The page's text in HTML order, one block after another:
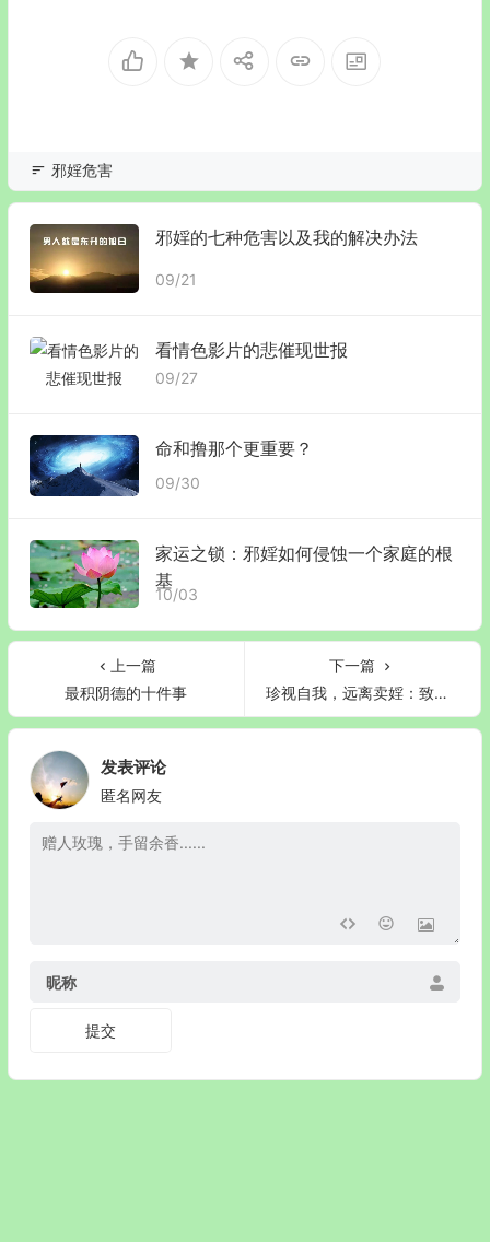
邪婬危害
邪婬的七种危害以及我的解决办法
09/21
看情色影片的悲催现世报
09/27
命和撸那个更重要？
09/30
家运之锁：邪婬如何侵蚀一个家庭的根
基
10/03
上一篇
最积阴德的十件事
下一篇
珍视自我，远离卖婬：致每一位女孩的生命之书
发表评论
匿名网友
昵称